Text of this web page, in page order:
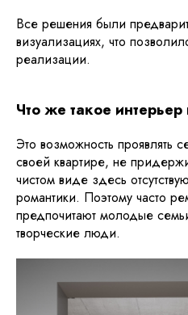
Все решения были
визуализациях, что
реализации.
Что же такое интерьер
Это возможность проявлять
своей квартире, не
чистом виде здесь
романтики. Поэтому часто
предпочитают молодые
творческие люди.